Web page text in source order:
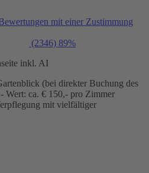
mit einer Zustimmung
(2346) 89%
inkl. AI
(bei direkter Buchung des
Wert: ca. € 150,- pro Zimmer
mit vielfältiger